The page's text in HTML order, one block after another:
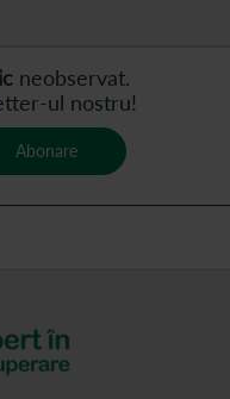
neobservat.
ul nostru!
Abonare